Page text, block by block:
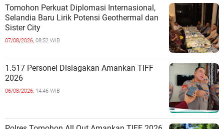
Tomohon Perkuat Diplomasi Internasional,
Selandia Baru Lirik Potensi Geothermal dan
Sister City
07/08/2026, 08:52 WIB
1.517 Personel Disiagakan Amankan TIFF
2026
06/08/2026, 14:46 WIB